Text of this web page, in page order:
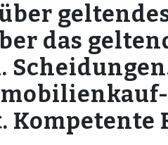
das
Kompetente